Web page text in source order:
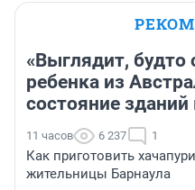
«Выглядит, будто
ребенка из
состояние
11 часов 6 237 1
Как приготовить
жительницы Барнаула